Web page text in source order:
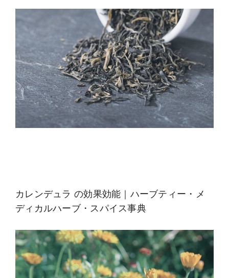
カレンデュラ の効果効能｜ハーブティー・メ
ディカルハーブ・スパイス事典